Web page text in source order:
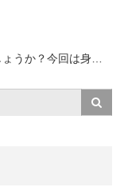
うか？今回は身…